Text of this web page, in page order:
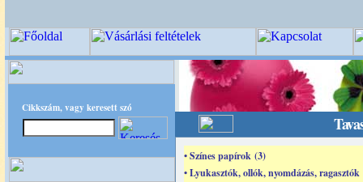
Cikkszám, vagy keresett szó
• Színes papírok (3)
• Lyukasztók, ollók, nyomdázás, ragasztók